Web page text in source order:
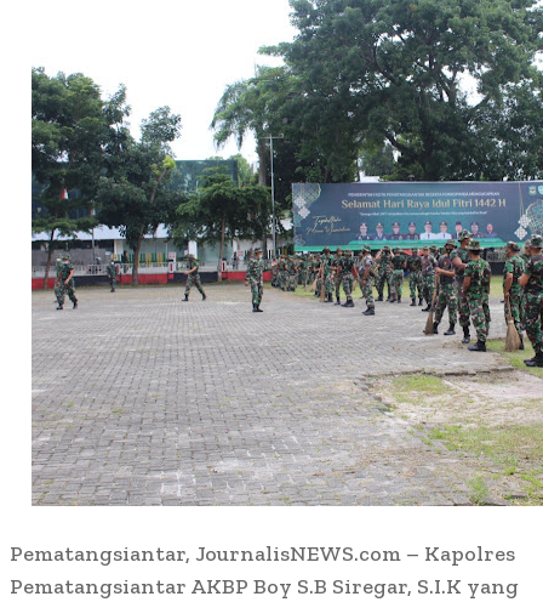
Pematangsiantar, JournalisNEWS.com – Kapolres
Pematangsiantar AKBP Boy S.B Siregar, S.I.K yang